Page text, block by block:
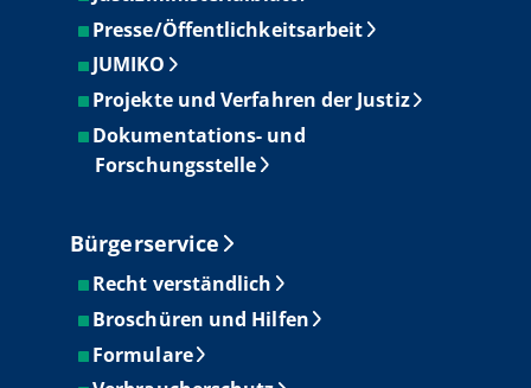
Presse/Öffentlichkeitsarbeit
JUMIKO
Projekte und Verfahren der Justiz
Dokumentations- und
Forschungsstelle
Bürgerservice
Recht verständlich
Broschüren und Hilfen
Formulare